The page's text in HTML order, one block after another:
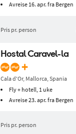
Avreise 16. apr. fra Bergen
Pris pr. person
Hostal Caravel-la
+
Cala d'Or, Mallorca, Spania
Fly + hotell, 1 uke
Avreise 23. apr. fra Bergen
Pris pr. person